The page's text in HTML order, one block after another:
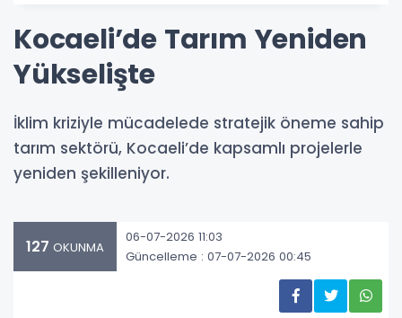
Kocaeli’de Tarım Yeniden
Yükselişte
İklim kriziyle mücadelede stratejik öneme sahip
tarım sektörü, Kocaeli’de kapsamlı projelerle
yeniden şekilleniyor.
127 OKUNMA
06-07-2026 11:03
Güncelleme : 07-07-2026 00:45